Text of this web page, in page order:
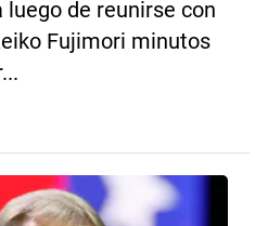
de reunirse con
Fujimori minutos